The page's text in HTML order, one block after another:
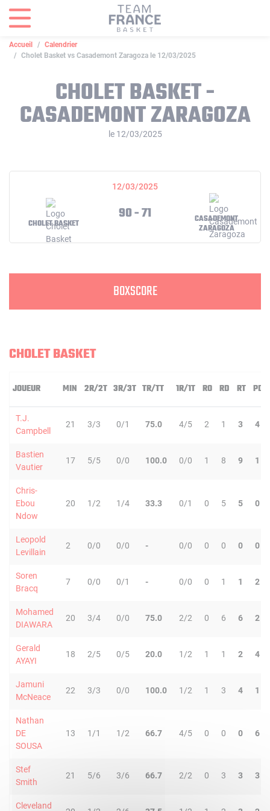
Accueil
Calendrier
Cholet Basket vs Casademont Zaragoza le 12/03/2025
CHOLET BASKET -
CASADEMONT ZARAGOZA
le 12/03/2025
12/03/2025
CHOLET BASKET
90 - 71
CASADEMONT
ZARAGOZA
BOXSCORE
CHOLET BASKET
JOUEUR MIN 2R/2T 3R/3T TR/TT 1R/1T RO RD RT PD
T.J.
Campbell
21 3/3 0/1 75.0 4/5 2 1 3 4
Bastien
Vautier
17 5/5 0/0 100.0 0/0 1 8 9 1
Chris-
Ebou
Ndow
20 1/2 1/4 33.3 0/1 0 5 5 0
Leopold
Levillain
2 0/0 0/0 - 0/0 0 0 0 0
Soren
Bracq
7 0/0 0/1 - 0/0 0 1 1 2
Mohamed
DIAWARA
20 3/4 0/0 75.0 2/2 0 6 6 2
Gerald
AYAYI
18 2/5 0/5 20.0 1/2 1 1 2 4
Jamuni
McNeace
22 3/3 0/0 100.0 1/2 1 3 4 1
Nathan
DE
SOUSA
13 1/1 1/2 66.7 4/5 0 0 0 6
Stef
Smith
21 5/6 3/6 66.7 2/2 0 3 3 3
Cleveland
Panneau de gestion des cookies